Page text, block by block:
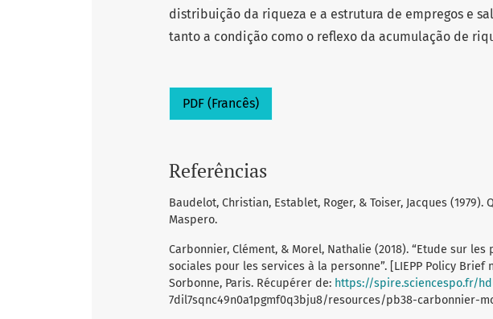
distribuição da riqueza e a estrutura de empregos e
tanto a condição como o reflexo da acumulação de
PDF (Francês)
Referências
Baudelot, Christian, Establet, Roger, & Toiser, Jacques
Maspero.
Carbonnier, Clément, & Morel, Nathalie (2018). “Etude sur
sociales pour les services à la personne”. [LIEPP Policy Brief
Sorbonne, Paris. Récupérer de: https://spire.sciencespo.fr/
7dil7sqnc49n0a1pgmf0q3bju8/resources/pb38-carbonnier-